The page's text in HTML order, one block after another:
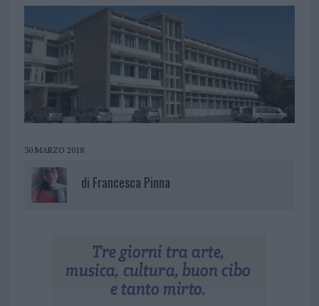
30 MARZO 2018
di Francesca Pinna